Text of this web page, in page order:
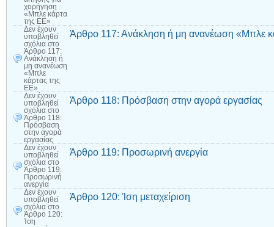
χορήγηση
«Μπλε κάρτα
της ΕΕ»
Δεν έχουν
υποβληθεί
σχόλια στο
Άρθρο 117:
Ανάκληση ή
μη ανανέωση
«Μπλε
κάρτας της
ΕΕ»
Άρθρο 117: Ανάκληση ή μη ανανέωση «Μπλε
Δεν έχουν
υποβληθεί
σχόλια στο
Άρθρο 118:
Πρόσβαση
στην αγορά
εργασίας
Άρθρο 118: Πρόσβαση στην αγορά εργασίας
Δεν έχουν
υποβληθεί
σχόλια στο
Άρθρο 119:
Προσωρινή
ανεργία
Άρθρο 119: Προσωρινή ανεργία
Δεν έχουν
υποβληθεί
σχόλια στο
Άρθρο 120:
Ίση
Άρθρο 120: Ίση μεταχείριση